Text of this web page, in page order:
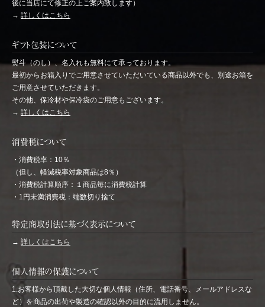
後に当店にて修正の上ご案内致します）
→ 詳しくはこちら
ギフト包装について
熨斗（のし）、名入れも無料にて承っております。
最初からお箱入りでご用意させていただいている商品以外でも、別途お箱を
ご用意させていただきます。
その他、保冷材や保冷袋のご用意もございます。
→ 詳しくはこちら
消費税について
・消費税率：10％
（但し、軽減税率対象商品は8％）
・消費税計算順序：１商品毎に消費税計算
・1円未満消費税：端数切り捨て
特定商取引法に基づく表示について
→ 詳しくはこちら
個人情報の保護について
1.お客様から頂戴した大切な個人情報（住所、電話番号、メールアドレスな
ど）を商品の出荷や製造の確認以外の目的に流用しません。